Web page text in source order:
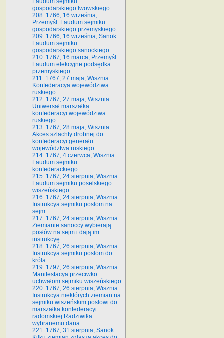
Laudum sejmiku
gospodarskiego lwowskiego
208. 1766, 16 września,
Przemyśl. Laudum sejmiku
gospodarskiego przemyskiego
209. 1766, 16 września, Sanok.
Laudum sejmiku
gospodarskiego sanockiego
210. 1767, 16 marca, Przemyśl.
Laudum elekcyjne podsędka
przemyskiego
211. 1767, 27 maja, Wisznia.
Konfederacya województwa
ruskiego
212. 1767, 27 maja, Wisznia.
Uniwersał marszałka
konfederacyi województwa
ruskiego
213. 1767, 28 maja, Wisznia.
Akces szlachty drobnej do
konfederacyi generału
województwa ruskiego
214. 1767, 4 czerwca, Wisznia.
Laudum sejmiku
konfederackiego
215. 1767, 24 sierpnia, Wisznia.
Laudum sejmiku poselskiego
wiszeńskiego
216. 1767, 24 sierpnia, Wisznia.
Instrukcya sejmiku posłom na
sejm
217. 1767, 24 sierpnia, Wisznia.
Ziemianie sanoccy wybierają
posłów na sejm i dają im
instrukcyę
218. 1767, 26 sierpnia, Wisznia.
Instrukcya sejmiku posłom do
króla
219. 1797, 26 sierpnia, Wisznia.
Manifestacya przeciwko
uchwałom sejmiku wiszeńskiego
220. 1767, 26 sierpnia, Wisznia.
Instrukcya niektórych ziemian na
sejmiku wiszeńskim posłowi do
marszałka konfe­deracyi
radomskiej Radziwiłła
wybranemu dana
221. 1767, 31 sierpnia, Sanok.